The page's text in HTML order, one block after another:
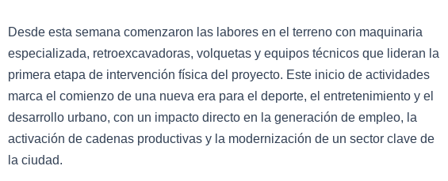
Desde esta semana comenzaron las labores en el terreno con maquinaria
especializada, retroexcavadoras, volquetas y equipos técnicos que lideran la
primera etapa de intervención física del proyecto. Este inicio de actividades
marca el comienzo de una nueva era para el deporte, el entretenimiento y el
desarrollo urbano, con un impacto directo en la generación de empleo, la
activación de cadenas productivas y la modernización de un sector clave de
la ciudad.